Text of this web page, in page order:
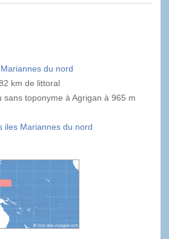
Mariannes du nord
km de littoral
sans toponyme à Agrigan à 965 m
iles Mariannes du nord